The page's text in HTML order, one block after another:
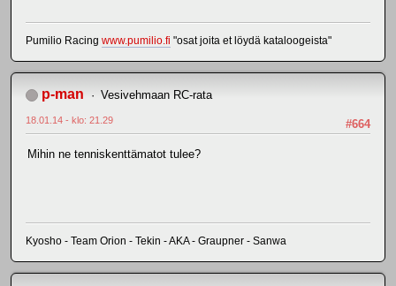
Pumilio Racing www.pumilio.fi "osat joita et löydä kataloogeista"
p-man Vesivehmaan RC-rata
#664
18.01.14 - klo: 21.29
Mihin ne tenniskenttämatot tulee?
Kyosho - Team Orion - Tekin - AKA - Graupner - Sanwa